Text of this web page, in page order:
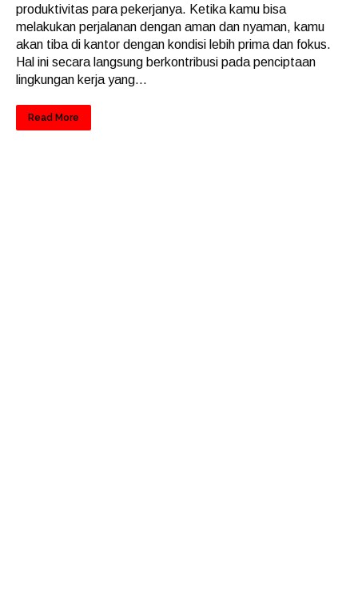
produktivitas para pekerjanya. Ketika kamu bisa
melakukan perjalanan dengan aman dan nyaman, kamu
akan tiba di kantor dengan kondisi lebih prima dan fokus.
Hal ini secara langsung berkontribusi pada penciptaan
lingkungan kerja yang...
Read More